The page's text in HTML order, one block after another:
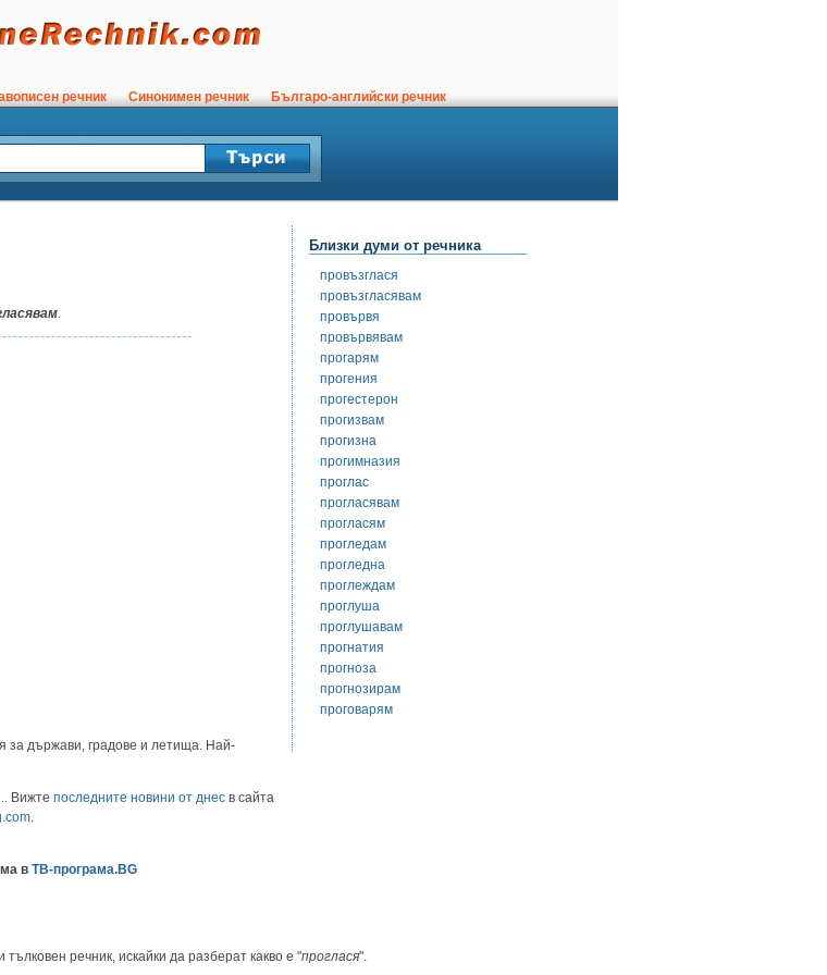
речник Синонимен речник Българо-английски речник
.
за държави, градове и летища. Най-
Вижте последните новини от днес в сайта
в ТВ-програма.BG
Близки думи от речника
провъзглася
провъзгласявам
провървя
провървявам
прогарям
прогения
прогестерон
прогизвам
прогизна
прогимназия
проглас
прогласявам
прогласям
прогледам
прогледна
проглеждам
проглуша
проглушавам
прогнатия
прогноза
прогнозирам
проговарям
речник, искайки да разберат какво е "проглася".